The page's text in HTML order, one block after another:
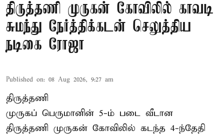
திருத்தணி முருகன் கோவிலில் காவடி
சுமந்து நேர்த்திக்கடன் செலுத்திய
நடிகை ரோஜா
Published on: 08 Aug 2026, 9:27 am
திருத்தணி
முருகப் பெருமானின் 5-ம் படை வீடான
திருத்தணி முருகன் கோவிலில் கடந்த 4-ந்தேதி